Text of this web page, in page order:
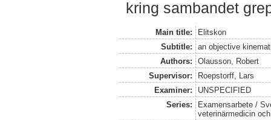
kring sambandet
Main title:
Elitskon
Subtitle:
an objective
Authors:
Olausson, Robert
Supervisor:
Roepstorff, Lars
Examiner:
UNSPECIFIED
Series:
Examensarbete /
veterinärmedicin